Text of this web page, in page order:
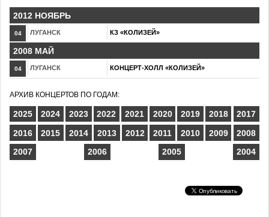
2012 НОЯБРЬ
04 ЛУГАНСК КЗ «КОЛИЗЕЙ»
2008 МАЙ
04 ЛУГАНСК КОНЦЕРТ-ХОЛЛ «КОЛИЗЕЙ»
АРХИВ КОНЦЕРТОВ ПО ГОДАМ:
2025 2024 2023 2022 2021 2020 2019 2018
2017
2016
2015 2014 2013 2012 2011 2010 2009
2008
2007
2006 2005 2004